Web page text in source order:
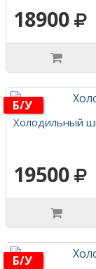
18900
Б/у
Холодильный
19500
Б/у